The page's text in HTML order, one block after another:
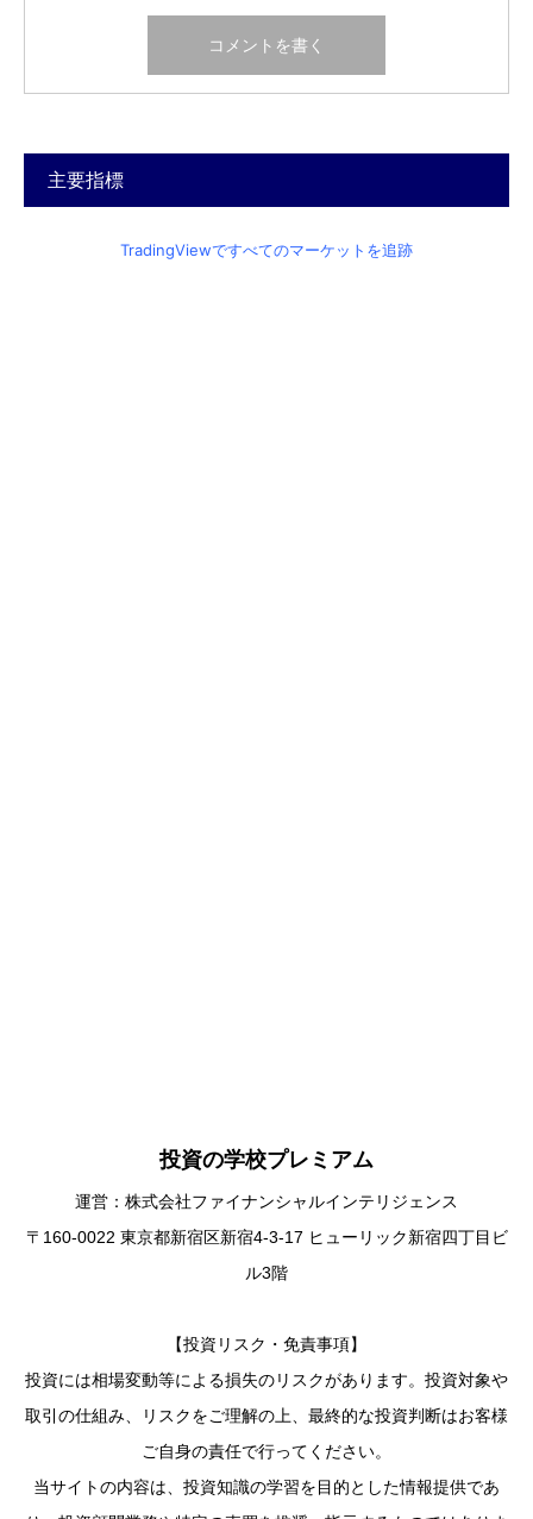
主要指標
TradingViewですべてのマーケットを追跡
投資の学校プレミアム
運営：株式会社ファイナンシャルインテリジェンス
〒160-0022 東京都新宿区新宿4-3-17 ヒューリック新宿四丁目ビ
ル3階
【投資リスク・免責事項】
投資には相場変動等による損失のリスクがあります。投資対象や
取引の仕組み、リスクをご理解の上、最終的な投資判断はお客様
ご自身の責任で行ってください。
当サイトの内容は、投資知識の学習を目的とした情報提供であ